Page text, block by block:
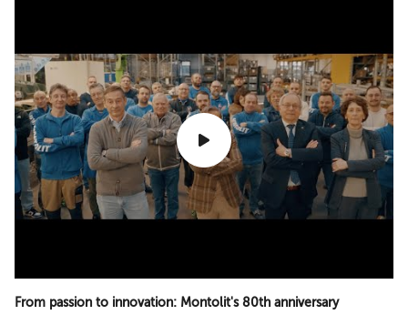
From passion to innovation: Montolit's 80th anniversary